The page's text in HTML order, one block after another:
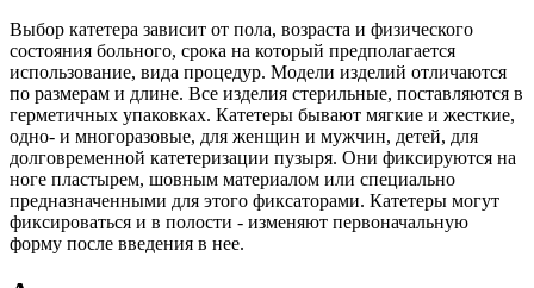
Выбор катетера зависит от пола, возраста и физического
состояния больного, срока на который предполагается
использование, вида процедур. Модели изделий отличаются
по размерам и длине. Все изделия стерильные, поставляются в
герметичных упаковках. Катетеры бывают мягкие и жесткие,
одно- и многоразовые, для женщин и мужчин, детей, для
долговременной катетеризации пузыря. Они фиксируются на
ноге пластырем, шовным материалом или специально
предназначенными для этого фиксаторами. Катетеры могут
фиксироваться и в полости - изменяют первоначальную
форму после введения в нее.